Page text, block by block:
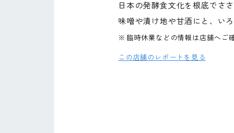
日本の発酵食文化を根底でさ
味噌や漬け地や甘酒にと、いろ
※ 臨時休業などの情報は店舗へご
この店舗のレポートを見る